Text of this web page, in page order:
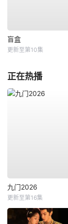
盲盒
更新至第10集
正在热播
九门2026
更新至第16集